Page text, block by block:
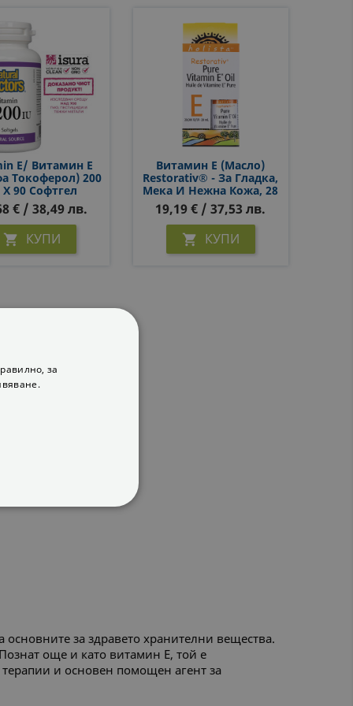
E/ Витамин Е
Токоферол) 200
Х 90 Софтгел
Капсули
€ / 38,49 лв.
 КУПИ
Витамин Е (масло)
Restorativ® - За Гладка,
Мека И Нежна Кожа, 28
000 IU, 28 Ml
19,19 € / 37,53 лв.
 КУПИ
за здравето хранителни вещества.
още и като витамин Е, той е
и основен помощен агент за
за